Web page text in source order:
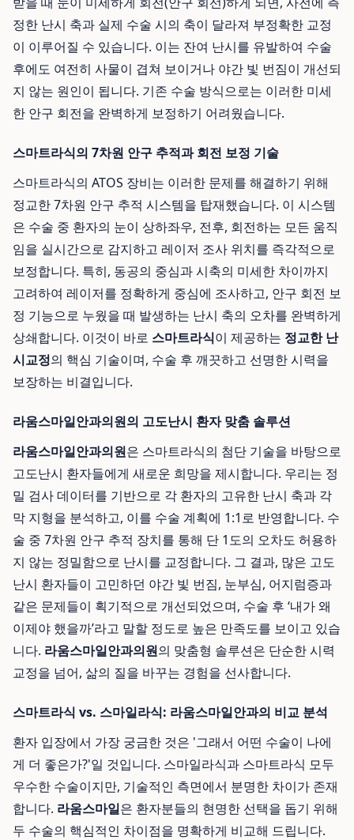
정한 난시 축과 실제 수술 시의 축이 달라져 부정확한 교정
이 이루어질 수 있습니다. 이는 잔여 난시를 유발하여 수술
후에도 여전히 사물이 겹쳐 보이거나 야간 빛 번짐이 개선되
지 않는 원인이 됩니다. 기존 수술 방식으로는 이러한 미세
한 안구 회전을 완벽하게 보정하기 어려웠습니다.
스마트라식의 7차원 안구 추적과 회전 보정 기술
스마트라식의 ATOS 장비는 이러한 문제를 해결하기 위해
정교한 7차원 안구 추적 시스템을 탑재했습니다. 이 시스템
은 수술 중 환자의 눈이 상하좌우, 전후, 회전하는 모든 움직
임을 실시간으로 감지하고 레이저 조사 위치를 즉각적으로
보정합니다. 특히, 동공의 중심과 시축의 미세한 차이까지
고려하여 레이저를 정확하게 중심에 조사하고, 안구 회전 보
정 기능으로 누웠을 때 발생하는 난시 축의 오차를 완벽하게
상쇄합니다. 이것이 바로 스마트라식이 제공하는 정교한 난
시교정의 핵심 기술이며, 수술 후 깨끗하고 선명한 시력을
보장하는 비결입니다.
라움스마일안과의원의 고도난시 환자 맞춤 솔루션
라움스마일안과의원은 스마트라식의 첨단 기술을 바탕으로
고도난시 환자들에게 새로운 희망을 제시합니다. 우리는 정
밀 검사 데이터를 기반으로 각 환자의 고유한 난시 축과 각
막 지형을 분석하고, 이를 수술 계획에 1:1로 반영합니다. 수
술 중 7차원 안구 추적 장치를 통해 단 1도의 오차도 허용하
지 않는 정밀함으로 난시를 교정합니다. 그 결과, 많은 고도
난시 환자들이 고민하던 야간 빛 번짐, 눈부심, 어지럼증과
같은 문제들이 획기적으로 개선되었으며, 수술 후 ‘내가 왜
이제야 했을까’라고 말할 정도로 높은 만족도를 보이고 있습
니다. 라움스마일안과의원의 맞춤형 솔루션은 단순한 시력
교정을 넘어, 삶의 질을 바꾸는 경험을 선사합니다.
스마트라식 vs. 스마일라식: 라움스마일안과의 비교 분석
환자 입장에서 가장 궁금한 것은 '그래서 어떤 수술이 나에
게 더 좋은가?'일 것입니다. 스마일라식과 스마트라식 모두
우수한 수술이지만, 기술적인 측면에서 분명한 차이가 존재
합니다. 라움스마일은 환자분들의 현명한 선택을 돕기 위해
두 수술의 핵심적인 차이점을 명확하게 비교해 드립니다.